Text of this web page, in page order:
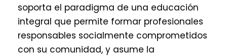
soporta el paradigma de una educación
integral que permite formar profesionales
responsables socialmente comprometidos
con su comunidad, y asume la